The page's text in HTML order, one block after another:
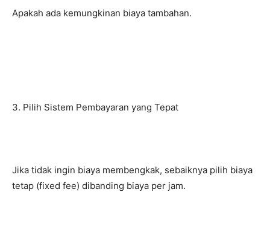
Apakah ada kemungkinan biaya tambahan.
3. Pilih Sistem Pembayaran yang Tepat
Jika tidak ingin biaya membengkak, sebaiknya pilih biaya
tetap (fixed fee) dibanding biaya per jam.